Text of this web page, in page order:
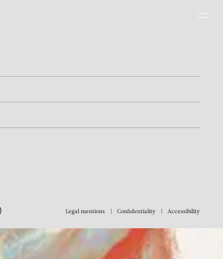
Legal mentions Confidentiality Accessibility